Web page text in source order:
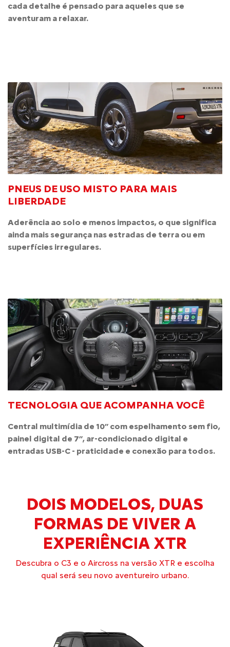
cada detalhe é pensado para aqueles que se
aventuram a relaxar.
PNEUS DE USO MISTO PARA MAIS
LIBERDADE
Aderência ao solo e menos impactos, o que significa
ainda mais segurança nas estradas de terra ou em
superfícies irregulares.
TECNOLOGIA QUE ACOMPANHA VOCÊ
Central multimídia de 10” com espelhamento sem fio,
painel digital de 7”, ar-condicionado digital e
entradas USB-C - praticidade e conexão para todos.
DOIS MODELOS, DUAS
FORMAS DE VIVER A
EXPERIÊNCIA XTR
Descubra o C3 e o Aircross na versão XTR e escolha
qual será seu novo aventureiro urbano.